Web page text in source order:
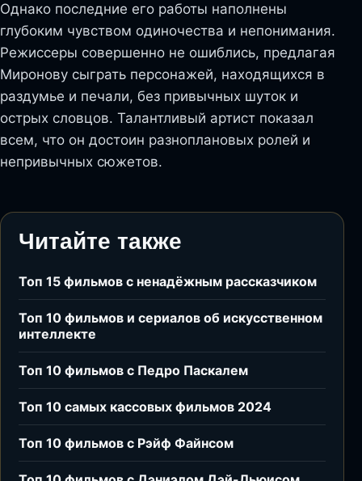
Однако последние его работы наполнены
глубоким чувством одиночества и непонимания.
Режиссеры совершенно не ошиблись, предлагая
Миронову сыграть персонажей, находящихся в
раздумье и печали, без привычных шуток и
острых словцов. Талантливый артист показал
всем, что он достоин разноплановых ролей и
непривычных сюжетов.
Читайте также
Топ 15 фильмов с ненадёжным рассказчиком
Топ 10 фильмов и сериалов об искусственном
интеллекте
Топ 10 фильмов с Педро Паскалем
Топ 10 самых кассовых фильмов 2024
Топ 10 фильмов с Рэйф Файнсом